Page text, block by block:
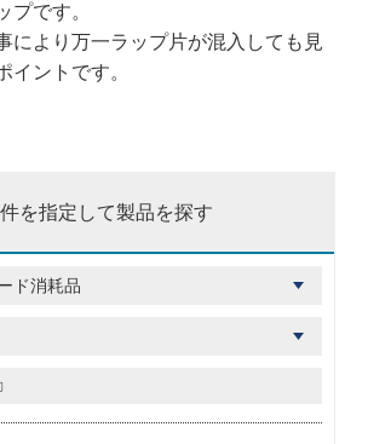
プです。
により万一ラップ片が混入しても見
イントです。
を指定して製品を探す